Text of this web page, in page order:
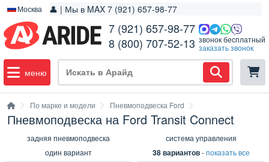
Москва 👤 | Мы в MAX 7 (921) 657-98-77
7 (921) 657-98-77
8 (800) 707-52-13 звонок бесплатный
заказать звонок
меню
По марке и модели Пневмоподвеска Ford
Пневмоподвеска на Ford Transit Connect
задняя пневмоподвеска
один вариант
система управления
38 вариантов-показать все